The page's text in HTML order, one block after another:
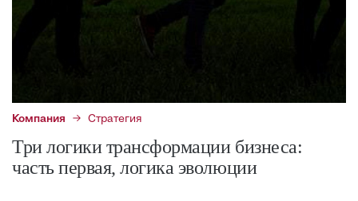
Компания Стратегия
Три логики трансформации бизнеса:
часть первая, логика эволюции